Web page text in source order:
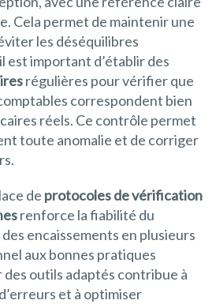
Cela permet de maintenir une
les déséquilibres
est important d’établir des
régulières pour vérifier que
correspondent bien
réels. Ce contrôle permet
toute anomalie et de corriger
de protocoles de vérification
renforce la fiabilité du
encaissements en plusieurs
aux bonnes pratiques
outils adaptés contribue à
et à optimiser